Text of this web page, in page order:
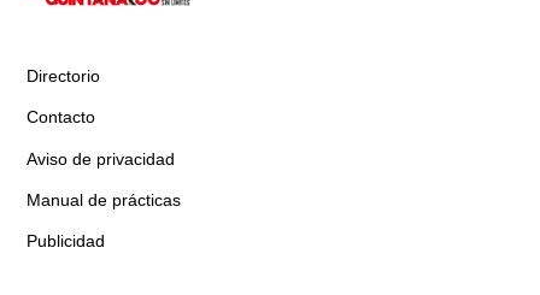
Directorio
Contacto
Aviso de privacidad
Manual de prácticas
Publicidad